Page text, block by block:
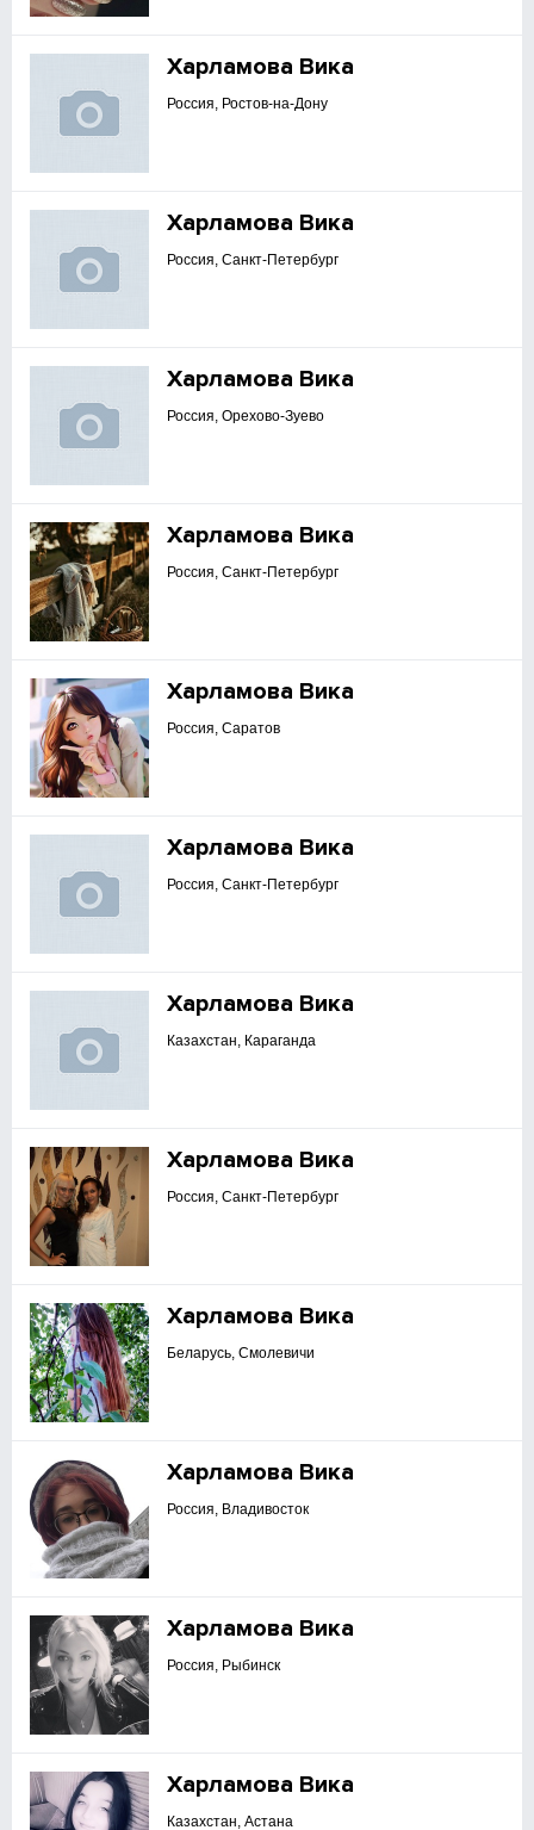
Харламова Вика
Россия, Ростов-на-Дону
Харламова Вика
Россия, Санкт-Петербург
Харламова Вика
Россия, Орехово-Зуево
Харламова Вика
Россия, Санкт-Петербург
Харламова Вика
Россия, Саратов
Харламова Вика
Россия, Санкт-Петербург
Харламова Вика
Казахстан, Караганда
Харламова Вика
Россия, Санкт-Петербург
Харламова Вика
Беларусь, Смолевичи
Харламова Вика
Россия, Владивосток
Харламова Вика
Россия, Рыбинск
Харламова Вика
Казахстан, Астана